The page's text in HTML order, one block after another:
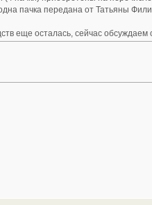
пачка передана от Татьяны
еще осталась, сейчас